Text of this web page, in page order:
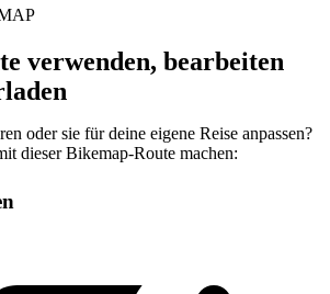
verwenden, bearbeiten
oder sie für deine eigene Reise anpassen?
dieser Bikemap-Route machen: